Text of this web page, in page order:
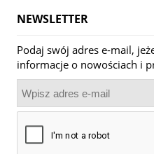
NEWSLETTER
Podaj swój adres e-mail,
informacje o nowościach i